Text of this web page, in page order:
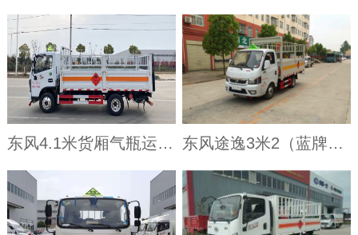
东风4.1米货厢气瓶运输车 东风途逸3米2（蓝牌）气瓶车